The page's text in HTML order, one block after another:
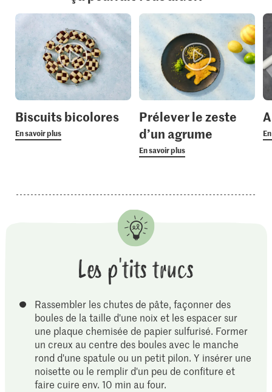
Biscuits bicolores
En savoir plus
Prélever le zeste
d’un agrume
En savoir plus
Les p'tits trucs
Rassembler les chutes de pâte, façonner des
boules de la taille d'une noix et les espacer sur
une plaque chemisée de papier sulfurisé. Former
un creux au centre des boules avec le manche
rond d'une spatule ou un petit pilon. Y insérer une
noisette ou le remplir d'un peu de confiture et
faire cuire env. 10 min au four.